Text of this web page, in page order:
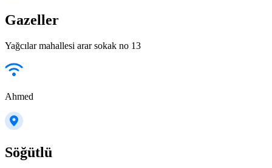
Gazeller
Yağcılar mahallesi arar sokak no 13
Ahmed
Söğütlü